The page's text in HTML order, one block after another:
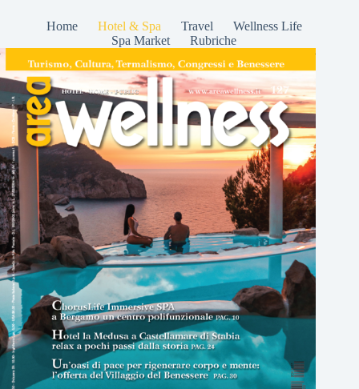
Home Hotel & Spa Travel
Wellness Life
Spa Market
Rubriche